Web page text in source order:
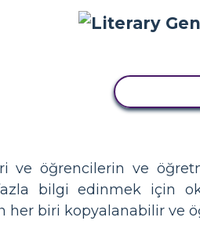
ve öğrencilerin ve
bilgi edinmek için
her biri kopyalanabilir ve